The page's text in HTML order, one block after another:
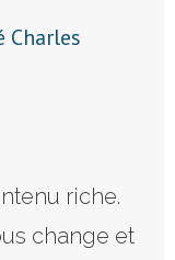
Charles
riche.
change et